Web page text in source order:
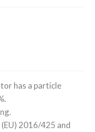
has a particle
2016/425 and